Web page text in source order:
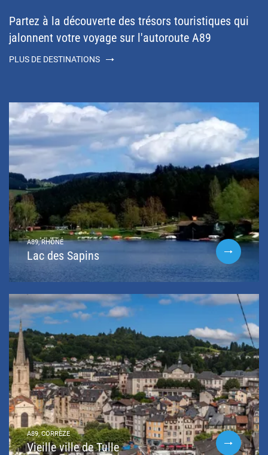
Partez à la découverte des trésors touristiques qui
jalonnent votre voyage sur l'autoroute A89
PLUS DE DESTINATIONS
A89, RHÔNE
Lac des Sapins
A89, CORRÈZE
Vieille ville de Tulle